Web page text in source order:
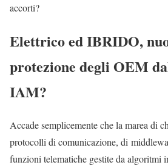
accorti?
Elettrico ed IBRIDO,
protezione degli OEM
IAM?
Accade semplicemente che la marea di
protocolli di comunicazione, di
funzioni telematiche gestite da algoritmi